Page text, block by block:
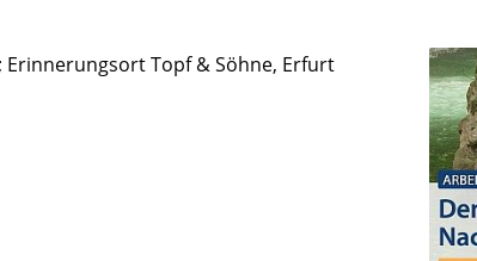
Erinne­rungs­ort Topf & Söhne, Erfurt